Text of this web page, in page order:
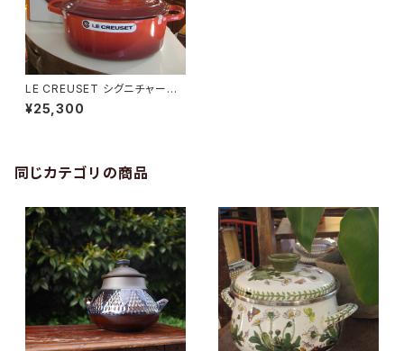
LE CREUSET シグニチャー
ココット・オーバル 25cm/チェリ
ーレッド
¥25,300
同じカテゴリの商品